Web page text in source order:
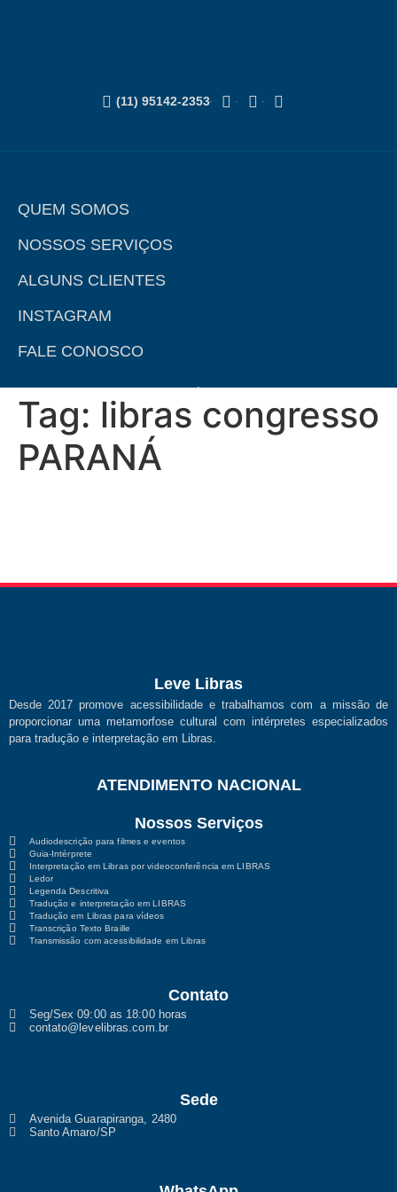
(11) 95142-2353
QUEM SOMOS
NOSSOS SERVIÇOS
ALGUNS CLIENTES
INSTAGRAM
FALE CONOSCO
Tag: libras congresso
PARANÁ
Leve Libras
Desde 2017 promove acessibilidade e trabalhamos com a missão de
proporcionar uma metamorfose cultural com intérpretes especializados
para tradução e interpretação em Libras.
ATENDIMENTO NACIONAL
Nossos Serviços
Audiodescrição para filmes e eventos
Guia-Intérprete
Interpretação em Libras por videoconferência em LIBRAS
Ledor
Legenda Descritiva
Tradução e interpretação em LIBRAS
Tradução em Libras para vídeos
Transcrição Texto Braille
Transmissão com acessibilidade em Libras
Contato
Seg/Sex 09:00 as 18:00 horas
contato@levelibras.com.br
Sede
Avenida Guarapiranga, 2480
Santo Amaro/SP